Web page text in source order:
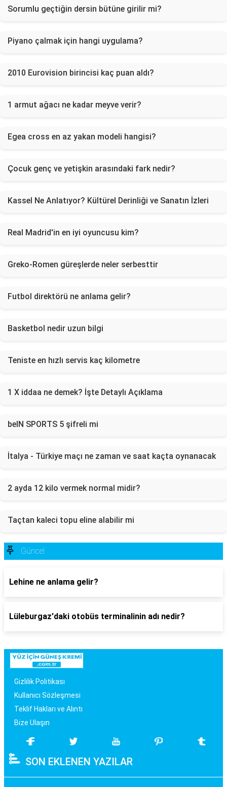
Sorumlu geçtiğin dersin bütüne girilir mi?
Piyano çalmak için hangi uygulama?
2010 Eurovision birincisi kaç puan aldı?
1 armut ağacı ne kadar meyve verir?
Egea cross en az yakan modeli hangisi?
Çocuk genç ve yetişkin arasındaki fark nedir?
Kassel Ne Anlatıyor? Kültürel Derinliği ve Sanatın İzleri
Real Madrid'in en iyi oyuncusu kim?
Greko-Romen güreşlerde neler serbesttir
Futbol direktörü ne anlama gelir?
Basketbol nedir uzun bilgi
Teniste en hızlı servis kaç kilometre
1 X iddaa ne demek? İşte Detaylı Açıklama
beIN SPORTS 5 şifreli mi
İtalya - Türkiye maçı ne zaman ve saat kaçta oynanacak
2 ayda 12 kilo vermek normal midir?
Taçtan kaleci topu eline alabilir mi
Güncel
Lehine ne anlama gelir?
Lüleburgaz'daki otobüs terminalinin adı nedir?
Gizlilik Politikası
Kullanıcı Sözleşmesi
Teklif Hakları ve Alıntı
Bize Ulaşın
SON EKLENEN YAZILAR